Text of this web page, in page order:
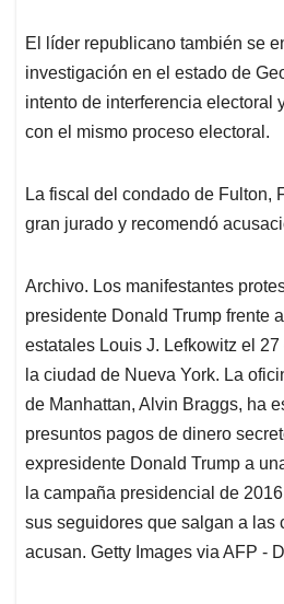
El líder republicano también se
investigación en el estado de
intento de interferencia electoral
con el mismo proceso electoral.
La fiscal del condado de Fulton,
gran jurado y recomendó
Archivo. Los manifestantes
presidente Donald Trump frente
estatales Louis J. Lefkowitz el
la ciudad de Nueva York. La
de Manhattan, Alvin Braggs, ha
presuntos pagos de dinero
expresidente Donald Trump a
la campaña presidencial de
sus seguidores que salgan a las
acusan. Getty Images via AFP -